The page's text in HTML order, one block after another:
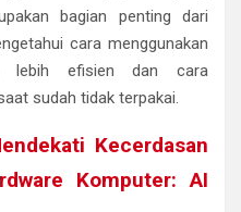
bagian penting dari
cara menggunakan
lebih efisien dan cara
sudah tidak terpakai.
Kecerdasan
Komputer: AI